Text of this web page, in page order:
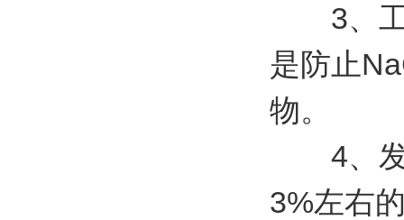
3、工
是防止
物。
4、发
3%左右